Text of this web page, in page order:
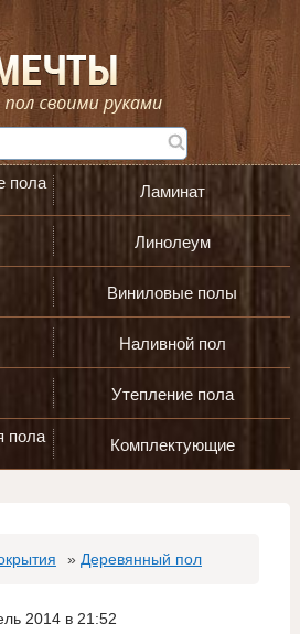
пола Ламинат
Линолеум
Виниловые полы
Наливной пол
Утепление пола
пола Комплектующие
» Деревянный пол
2014 в 21:52